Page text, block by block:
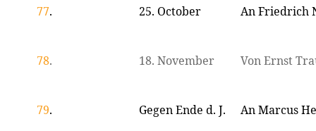
77. 25. October An Friedrich
78. 18. November Von Ernst
79. Gegen Ende d. J. An Marcus